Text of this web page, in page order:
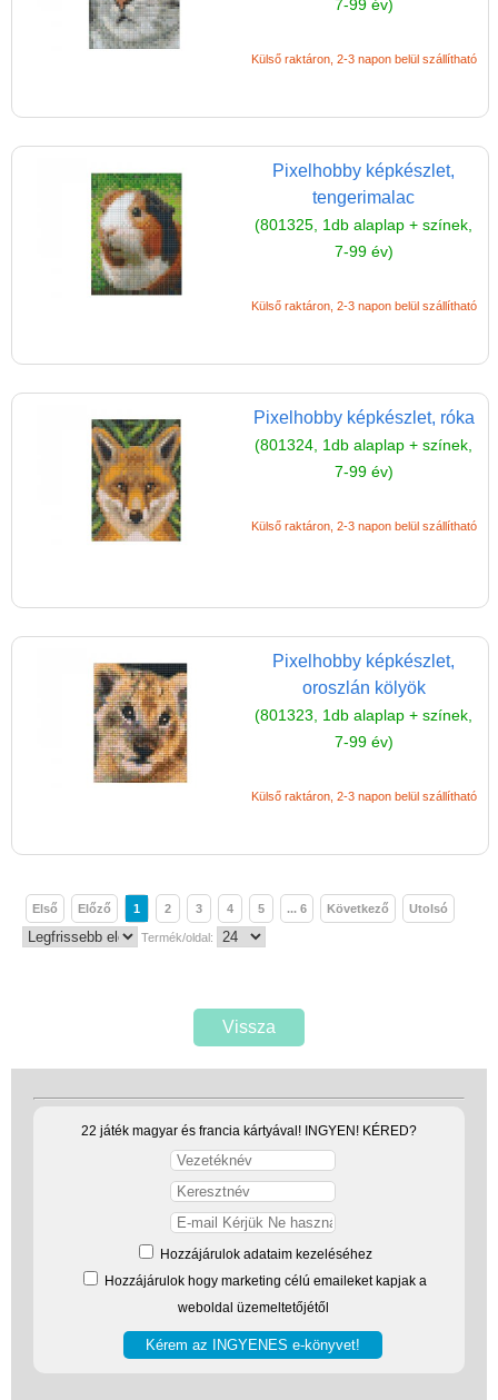
7-99 év)
Külső raktáron, 2-3 napon belül szállítható
Pixelhobby képkészlet,
tengerimalac
(801325, 1db alaplap + színek,
7-99 év)
Külső raktáron, 2-3 napon belül szállítható
Pixelhobby képkészlet, róka
(801324, 1db alaplap + színek,
7-99 év)
Külső raktáron, 2-3 napon belül szállítható
Pixelhobby képkészlet,
oroszlán kölyök
(801323, 1db alaplap + színek,
7-99 év)
Külső raktáron, 2-3 napon belül szállítható
Első Előző 1 2 3 4 5 ... 6 Következő Utolsó
Termék/oldal:
Vissza
22 játék magyar és francia kártyával! INGYEN! KÉRED?
Hozzájárulok adataim kezeléséhez
Hozzájárulok hogy marketing célú emaileket kapjak a
weboldal üzemeltetőjétől